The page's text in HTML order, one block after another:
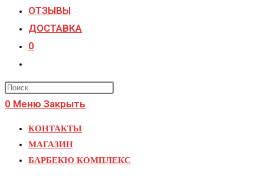
ОТЗЫВЫ
ДОСТАВКА
0
поиск
сайту
search
0 Меню Закрыть
КОНТАКТЫ
МАГАЗИН
БАРБЕКЮ КОМПЛЕКС